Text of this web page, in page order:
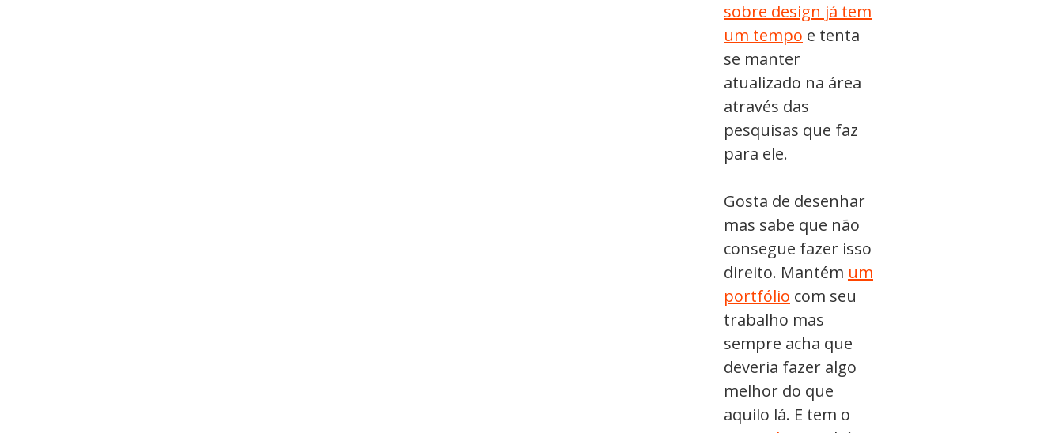
sobre design já tem
um tempo e tenta
se manter
atualizado na área
através das
pesquisas que faz
para ele.
Gosta de desenhar
mas sabe que não
consegue fazer isso
direito. Mantém um
portfólio com seu
trabalho mas
sempre acha que
deveria fazer algo
melhor do que
aquilo lá. E tem o